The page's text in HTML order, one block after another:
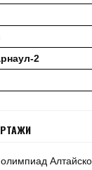
и Валерия
мира
2